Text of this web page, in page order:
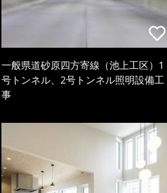
一般県道砂原四方寄線（池上工区）1
号トンネル、2号トンネル照明設備工
事